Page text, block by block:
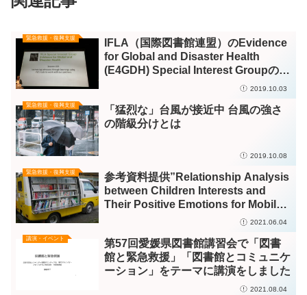
緊急救援・復興支援
IFLA（国際図書館連盟）のEvidence
for Global and Disaster Health
(E4GDH) Special Interest Groupのメ
2019.10.03
緊急救援・復興支援
「猛烈な」台風が接近中 台風の強さ
の階級分けとは
2019.10.08
緊急救援・復興支援
参考資料提供”Relationship Analysis
between Children Interests and
Their Positive Emotions for Mobile
Libraries’ Community Development
2021.06.04
講演・イベント
第57回愛媛県図書館講習会で「図書
館と緊急救援」「図書館とコミュニケ
ーション」をテーマに講演をしました
2021.08.04